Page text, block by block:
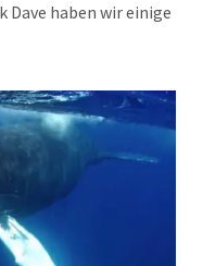
Dave haben wir einige